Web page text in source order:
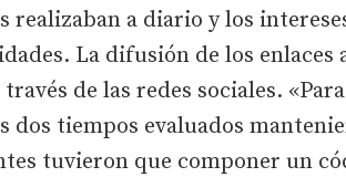
a diario y los
La difusión de los enlaces
de las redes sociales.
dos tiempos evaluados
tuvieron que componer un